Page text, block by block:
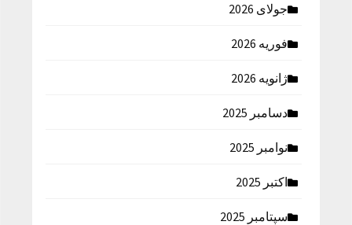
جولای 2026
فوریه 2026
ژانویه 2026
دسامبر 2025
نوامبر 2025
اکتبر 2025
سپتامبر 2025